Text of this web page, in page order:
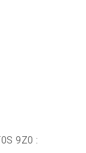
9Z0 :